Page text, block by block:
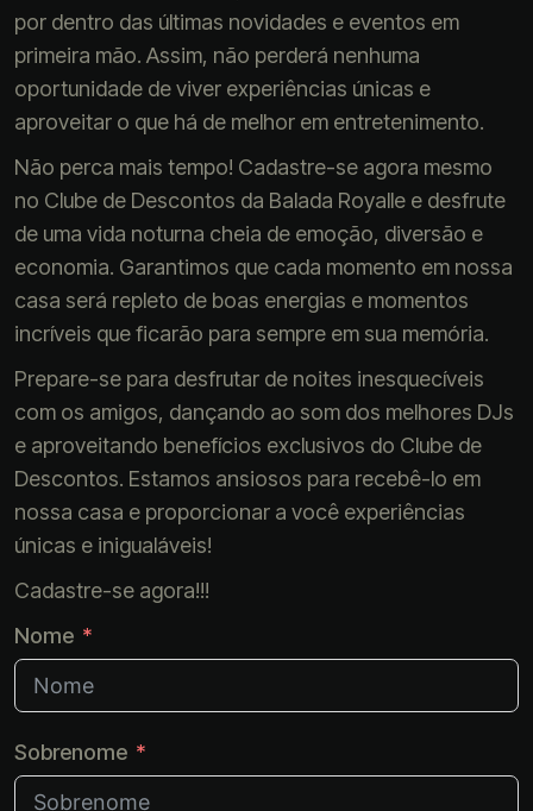
por dentro das últimas novidades e eventos em
primeira mão. Assim, não perderá nenhuma
oportunidade de viver experiências únicas e
aproveitar o que há de melhor em entretenimento.
Não perca mais tempo! Cadastre-se agora mesmo
no Clube de Descontos da Balada Royalle e desfrute
de uma vida noturna cheia de emoção, diversão e
economia. Garantimos que cada momento em nossa
casa será repleto de boas energias e momentos
incríveis que ficarão para sempre em sua memória.
Prepare-se para desfrutar de noites inesquecíveis
com os amigos, dançando ao som dos melhores DJs
e aproveitando benefícios exclusivos do Clube de
Descontos. Estamos ansiosos para recebê-lo em
nossa casa e proporcionar a você experiências
únicas e inigualáveis!
Cadastre-se agora!!!
Nome
Sobrenome